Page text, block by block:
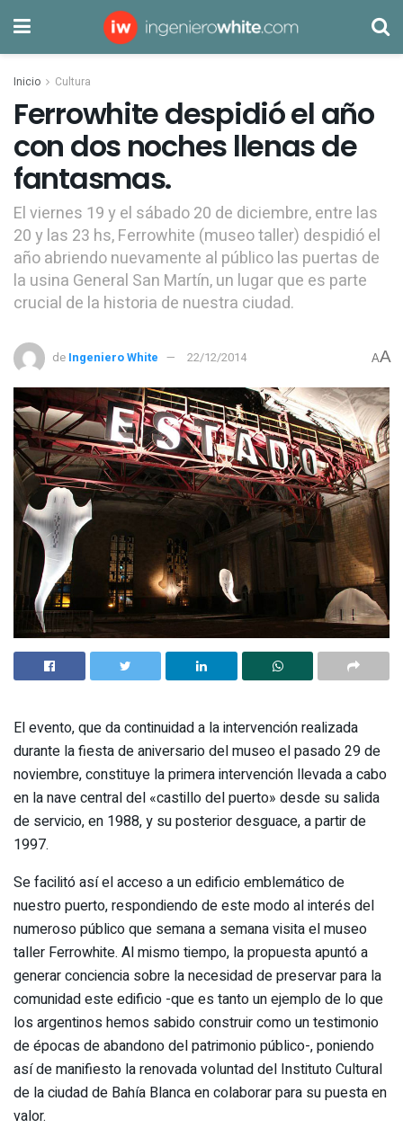
Inicio Cultura
Ferrowhite despidió el año
con dos noches llenas de
fantasmas.
El viernes 19 y el sábado 20 de diciembre, entre las
20 y las 23 hs, Ferrowhite (museo taller) despidió el
año abriendo nuevamente al público las puertas de
la usina General San Martín, un lugar que es parte
crucial de la historia de nuestra ciudad.
de Ingeniero White 22/12/2014 AA
El evento, que da continuidad a la intervención realizada
durante la fiesta de aniversario del museo el pasado 29 de
noviembre, constituye la primera intervención llevada a cabo
en la nave central del «castillo del puerto» desde su salida
de servicio, en 1988, y su posterior desguace, a partir de
1997.
Se facilitó así el acceso a un edificio emblemático de
nuestro puerto, respondiendo de este modo al interés del
numeroso público que semana a semana visita el museo
taller Ferrowhite. Al mismo tiempo, la propuesta apuntó a
generar conciencia sobre la necesidad de preservar para la
comunidad este edificio -que es tanto un ejemplo de lo que
los argentinos hemos sabido construir como un testimonio
de épocas de abandono del patrimonio público-, poniendo
así de manifiesto la renovada voluntad del Instituto Cultural
de la ciudad de Bahía Blanca en colaborar para su puesta en
valor.